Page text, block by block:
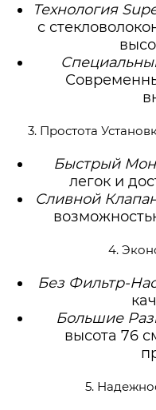
Технология
с
3. Простота
Быстрый
легок и
Сливной
4.
Без Фильтр-
Большие
высота 76
5.